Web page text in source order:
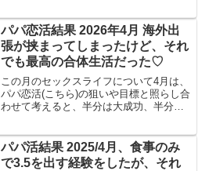
ちかセックスできるから選べと言われて
もふまちゃんを...
パパ恋活結果 2026年4月 海外出
張が挟まってしまったけど、それ
でも最高の合体生活だった♡
この月のセックスライフについて4月は、
パパ恋活(こちら)の狙いや目標と照らし合
わせて考えると、半分は大成功、半分は
外で遊べる（普通の遊びはしています）
わけでもなく、...
パパ活結果 2025/4月、食事のみ
で3.5を出す経験をしたが、それ